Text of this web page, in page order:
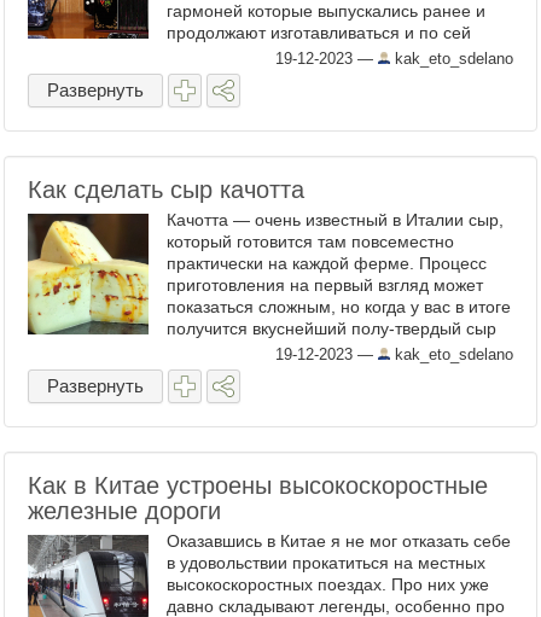
гармоней которые выпускались ранее и
продолжают изготавливаться и по сей
день. ( Читать дальше... ) ...
19-12-2023 — kak_eto_sdelano
Развернуть
Как сделать сыр качотта
Качотта — очень известный в Италии сыр,
который готовится там повсеместно
практически на каждой ферме. Процесс
приготовления на первый взгляд может
показаться сложным, но когда у вас в итоге
получится вкуснейший полу-твердый сыр
вы не пожалеете потраченных сил. (
Читать дальше... ...
19-12-2023 — kak_eto_sdelano
Развернуть
Как в Китае устроены высокоскоростные
железные дороги
Оказавшись в Китае я не мог отказать себе
в удовольствии прокатиться на местных
высокоскоростных поездах. Про них уже
давно складывают легенды, особенно про